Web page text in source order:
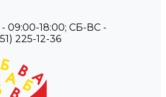
09:00-18:00; СБ-ВС -
225-12-36